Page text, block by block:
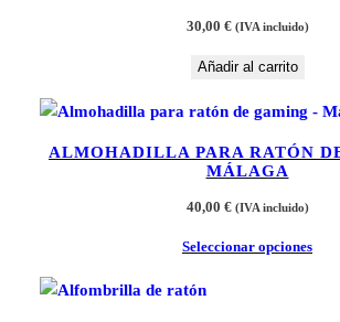
30,00 € (IVA incluido)
Añadir al carrito
ALMOHADILLA PARA RATÓN
MÁLAGA
40,00 € (IVA incluido)
Seleccionar opciones